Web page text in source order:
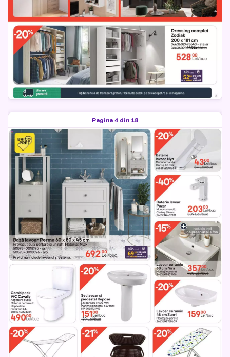
Pagina 4 din 18